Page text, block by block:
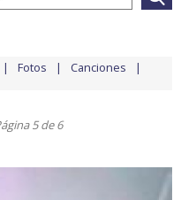
Fotos Canciones
5 de 6